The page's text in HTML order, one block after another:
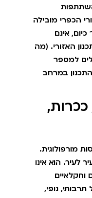
הכפרי מובילה
אינם
האזורי. (מה
למספר
התכנון במרחב
מורפולוגית.
לעיר. הוא אינו
נופי,